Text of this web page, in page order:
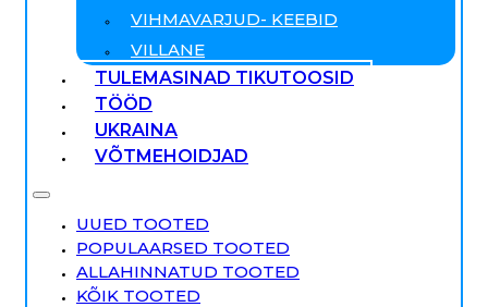
VIHMAVARJUD- KEEBID
VILLANE
TULEMASINAD TIKUTOOSID
TÖÖD
UKRAINA
VÕTMEHOIDJAD
UUED TOOTED
POPULAARSED TOOTED
ALLAHINNATUD TOOTED
KÕIK TOOTED